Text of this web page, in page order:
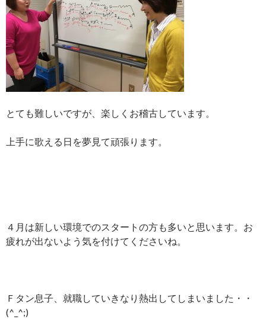
とても難しいですが、楽しくお稽古しています。
上手に歌える日を夢見て頑張ります。
４月は新しい環境でのスタートの方も多いと思います。お
疲れが出ないよう気を付けてくださいね。
Ｆタン息子、就職していきなり熱出してしまいました・・
(^_^;)